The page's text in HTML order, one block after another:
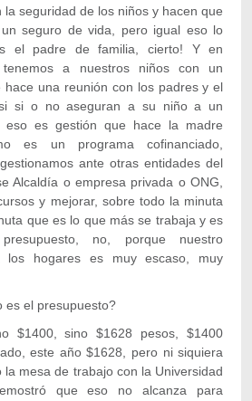
la seguridad de los niños y hacen que
seguro de vida, pero igual eso lo
el padre de familia, cierto! Y en
tenemos a nuestros niños con un
hace una reunión con los padres y el
si o no aseguran a su niño a un
es gestión que hace la madre
es un programa cofinanciado,
ante otras entidades del
Alcaldía o empresa privada o ONG,
y mejorar, sobre todo la minuta
que es lo que más se trabaja y es
no, porque nuestro
los hogares es muy escaso, muy
es el presupuesto?
$1400, sino $1628 pesos, $1400
este año $1628, pero ni siquiera
la mesa de trabajo con la Universidad
que eso no alcanza para